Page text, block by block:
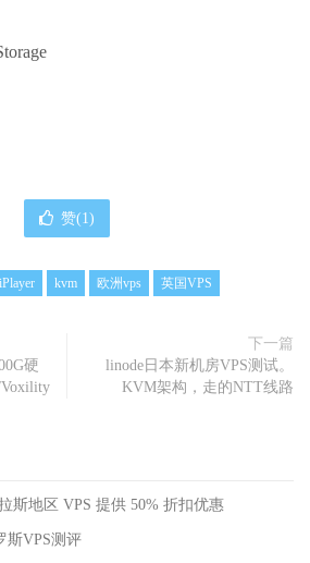
赞(1)
iPlayer kvm 欧洲vps 英国VPS
硬
下一篇
linode日本新机房VPS测试。
KVM架构，走的NTT线路
斯地区 VPS 提供 50% 折扣优惠
斯VPS测评